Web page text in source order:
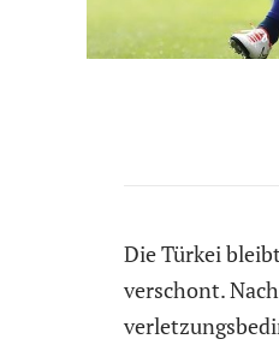
Die Türkei
verschont.